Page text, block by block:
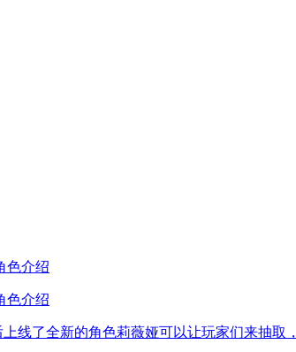
色介绍
线了全新的角色莉薇娅可以让玩家们来抽